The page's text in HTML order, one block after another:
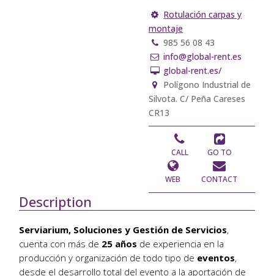
Rotulación carpas y
montaje
985 56 08 43
info@global-rent.es
global-rent.es/
Polígono Industrial de
Silvota. C/ Peña Careses
CR13
CALL GO TO
WEB CONTACT
Description
Serviarium, Soluciones y Gestión de Servicios,
cuenta con más de 25 años de experiencia en la
producción y organización de todo tipo de eventos,
desde el desarrollo total del evento a la aportación de